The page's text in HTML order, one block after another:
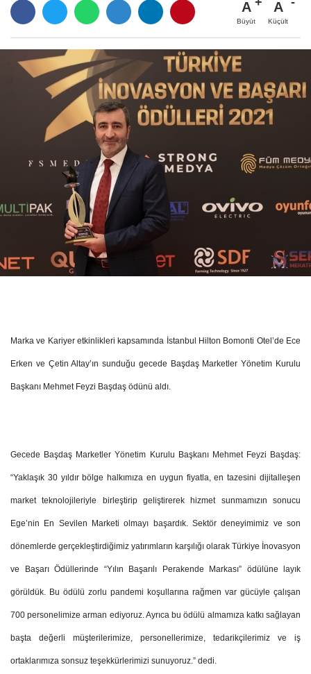
A
Büyüt
A
Küçült
Marka ve Kariyer etkinlikleri kapsamında İstanbul Hilton Bomonti Otel’de Ece
Erken ve Çetin Altay’ın sunduğu gecede Başdaş Marketler Yönetim Kurulu
Başkanı Mehmet Feyzi Başdaş ödünü aldı.
Gecede Başdaş Marketler Yönetim Kurulu Başkanı Mehmet Feyzi Başdaş:
“Yaklaşık 30 yıldır bölge halkımıza en uygun fiyatla, en tazesini dijitalleşen
market teknolojileriyle birleştirip geliştirerek hizmet sunmamızın sonucu
Ege’nin En Sevilen Marketi olmayı başardık. Sektör deneyimimiz ve son
dönemlerde gerçekleştirdiğimiz yatırımların karşılığı olarak Türkiye İnovasyon
ve Başarı Ödüllerinde “Yılın Başarılı Perakende Markası” ödülüne layık
görüldük. Bu ödülü zorlu pandemi koşullarına rağmen var gücüyle çalışan
700 personelimize arman ediyoruz. Ayrıca bu ödülü almamıza katkı sağlayan
başta değerli müşterilerimize, personellerimize, tedarikçilerimiz ve iş
ortaklarımıza sonsuz teşekkürlerimizi sunuyoruz.” dedi.